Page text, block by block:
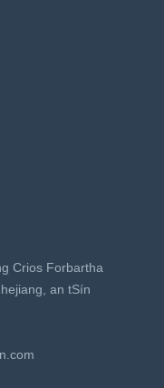
Crios Forbartha
an tSín